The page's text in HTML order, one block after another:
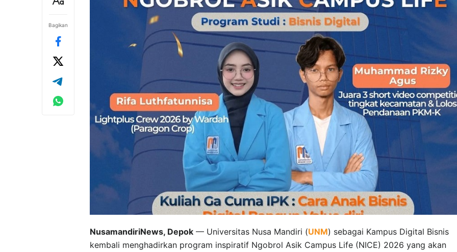
Bagikan
NusamandiriNews, Depok — Universitas Nusa Mandiri (UNM) sebagai Kampus Digital Bisnis
kembali menghadirkan program inspiratif Ngobrol Asik Campus Life (NICE) 2026 yang akan